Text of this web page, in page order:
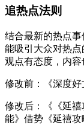
追热点法则
结合最新的热点
能吸引大众对热
观点有态度，内容
修改前：《深度好
修改后：《《延
能》借势《延禧